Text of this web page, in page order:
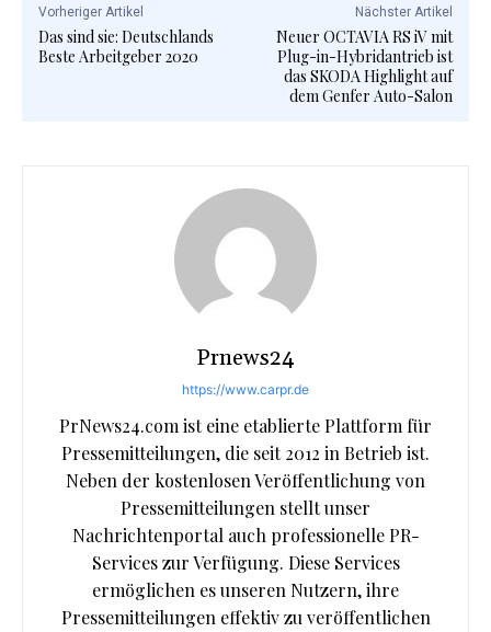
Vorheriger Artikel
Das sind sie: Deutschlands
Beste Arbeitgeber 2020
Nächster Artikel
Neuer OCTAVIA RS iV mit
Plug-in-Hybridantrieb ist
das SKODA Highlight auf
dem Genfer Auto-Salon
Prnews24
https://www.carpr.de
PrNews24.com ist eine etablierte Plattform für
Pressemitteilungen, die seit 2012 in Betrieb ist.
Neben der kostenlosen Veröffentlichung von
Pressemitteilungen stellt unser
Nachrichtenportal auch professionelle PR-
Services zur Verfügung. Diese Services
ermöglichen es unseren Nutzern, ihre
Pressemitteilungen effektiv zu veröffentlichen